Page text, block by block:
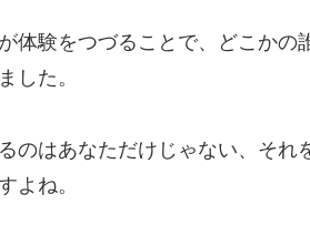
体験をつづることで、どこかの
した。
のはあなただけじゃない、それ
よね。